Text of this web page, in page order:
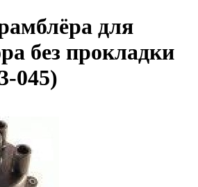
для
без прокладки
045)